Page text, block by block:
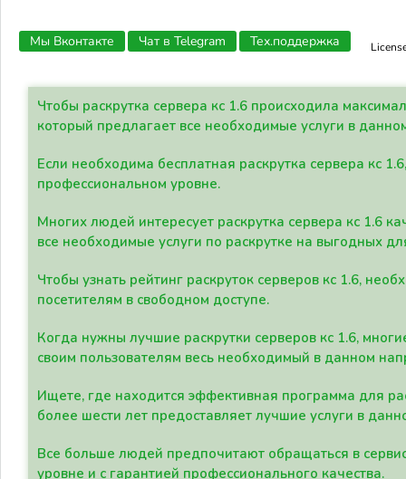
Мы Вконтакте Чат в Telegram Тех.поддержка
Чтобы раскрутка сервера кс 1.6 происходила
который предлагает все необходимые услуги в
Если необходима бесплатная раскрутка сервера кс
профессиональном уровне.
Многих людей интересует раскрутка сервера кс 1.6
все необходимые услуги по раскрутке на выгодных
Чтобы узнать рейтинг раскруток серверов кс 1.6,
посетителям в свободном доступе.
Когда нужны лучшие раскрутки серверов кс 1.6,
своим пользователям весь необходимый в данном
Ищете, где находится эффективная программа для
более шести лет предоставляет лучшие услуги в
Все больше людей предпочитают обращаться в
уровне и с гарантией профессионального качества.